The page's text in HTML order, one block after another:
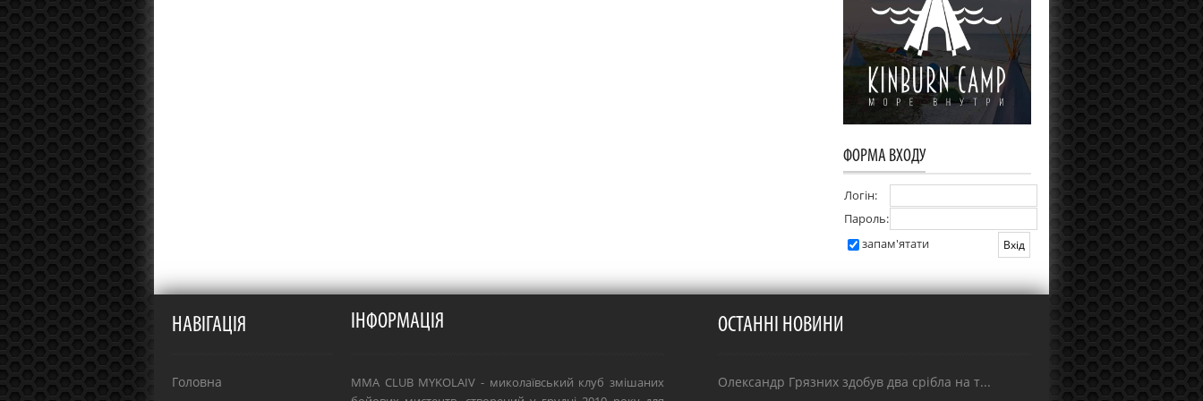
ФОРМА ВХОДУ
Логін:
Пароль:
запам'ятати
НАВІГАЦІЯ
Головна
ІНФОРМАЦІЯ
MMA CLUB MYKOLAIV - миколаївський клуб змішаних
ОСТАННІ НОВИНИ
Олександр Грязних здобув два срібла на т...